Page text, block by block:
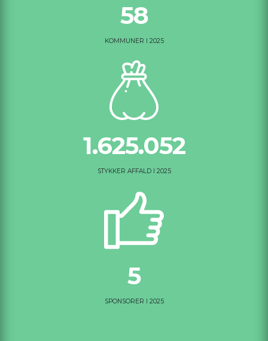
58
KOMMUNER I 2025
1.625.052
STYKKER AFFALD I 2025
5
SPONSORER I 2025